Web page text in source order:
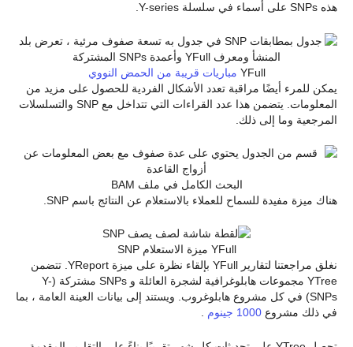
هذه SNPs على أسماء في سلسلة Y-series.
YFull مباريات قريبة من الحمض النووي
يمكن للمرء أيضًا مراقبة تعدد الأشكال الفردية للحصول على مزيد من
المعلومات. يتضمن هذا عدد القراءات التي تتداخل مع SNP والتسلسلات
المرجعية وما إلى ذلك.
البحث الكامل في ملف BAM
هناك ميزة مفيدة للسماح للعملاء بالاستعلام عن النتائج باسم SNP.
YFull ميزة الاستعلام SNP
نغلق مراجعتنا لتقارير YFull بإلقاء نظرة على ميزة YReport. تتضمن
YTree مجموعات هابلوغرافية لشجرة العائلة و SNPs مشتركة (Y-
SNPs) في كل مشروع هابلوغروب. ويستند إلى بيانات العينة العامة ، بما
في ذلك مشروع 1000 جينوم .